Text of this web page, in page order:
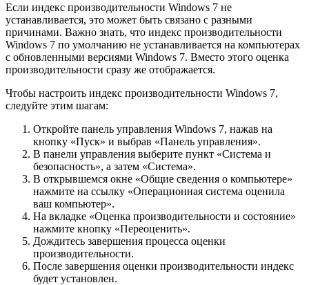
Если индекс производительности Windows 7 не
устанавливается, это может быть связано с разными
причинами. Важно знать, что индекс производительности
Windows 7 по умолчанию не устанавливается на компьютерах
с обновленными версиями Windows 7. Вместо этого оценка
производительности сразу же отображается.
Чтобы настроить индекс производительности Windows 7,
следуйте этим шагам:
Откройте панель управления Windows 7, нажав на
кнопку «Пуск» и выбрав «Панель управления».
В панели управления выберите пункт «Система и
безопасность», а затем «Система».
В открывшемся окне «Общие сведения о компьютере»
нажмите на ссылку «Операционная система оценила
ваш компьютер».
На вкладке «Оценка производительности и состояние»
нажмите кнопку «Переоценить».
Дождитесь завершения процесса оценки
производительности.
После завершения оценки производительности индекс
будет установлен.